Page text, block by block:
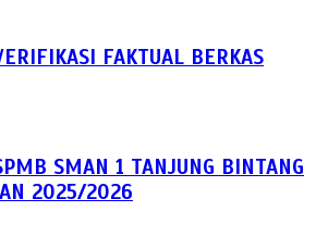
FAKTUAL BERKAS
SMAN 1 TANJUNG BINTANG
2025/2026